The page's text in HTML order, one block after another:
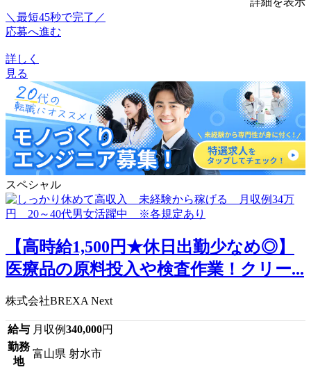
＼最短45秒で完了／
応募へ進む
詳しく
見る
スペシャル
【高時給1,500円★休日出勤少なめ◎】
医療品の原料投入や検査作業！クリー...
株式会社BREXA Next
給与 月収例340,000円
勤務
地
富山県 射水市